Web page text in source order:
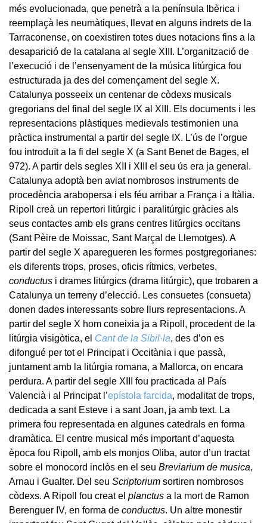
més evolucionada, que penetrà a la península Ibèrica i
reemplaçà les neumàtiques, llevat en alguns indrets de la
Tarraconense, on coexistiren totes dues notacions fins a la
desaparició de la catalana al segle XIII. L’organització de
l’execució i de l’ensenyament de la música litúrgica fou
estructurada ja des del començament del segle X.
Catalunya posseeix un centenar de còdexs musicals
gregorians del final del segle IX al XIII. Els documents i les
representacions plàstiques medievals testimonien una
pràctica instrumental a partir del segle IX. L’ús de l’orgue
fou introduït a la fi del segle X (a Sant Benet de Bages, el
972). A partir dels segles XII i XIII el seu ús era ja general.
Catalunya adoptà ben aviat nombrosos instruments de
procedència arabopersa i els féu arribar a França i a Itàlia.
Ripoll creà un repertori litúrgic i paralitúrgic gràcies als
seus contactes amb els grans centres litúrgics occitans
(Sant Pèire de Moissac, Sant Marçal de Llemotges). A
partir del segle X aparegueren les formes postgregorianes:
els diferents trops, proses, oficis rítmics, verbetes,
conductus i drames litúrgics (drama litúrgic), que trobaren a
Catalunya un terreny d’elecció. Les consuetes (consueta)
donen dades interessants sobre llurs representacions. A
partir del segle X hom coneixia ja a Ripoll, procedent de la
litúrgia visigòtica, el Cant de la Sibil·la, des d’on es
difongué per tot el Principat i Occitània i que passà,
juntament amb la litúrgia romana, a Mallorca, on encara
perdura. A partir del segle XIII fou practicada al País
Valencià i al Principat l’epístola farcida, modalitat de trops,
dedicada a sant Esteve i a sant Joan, ja amb text. La
primera fou representada en algunes catedrals en forma
dramàtica. El centre musical més important d’aquesta
època fou Ripoll, amb els monjos Oliba, autor d’un tractat
sobre el monocord inclòs en el seu Breviarium de musica,
Arnau i Gualter. Del seu Scriptorium sortiren nombrosos
còdexs. A Ripoll fou creat el planctus a la mort de Ramon
Berenguer IV, en forma de conductus. Un altre monestir